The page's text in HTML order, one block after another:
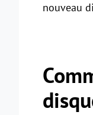
nouveau